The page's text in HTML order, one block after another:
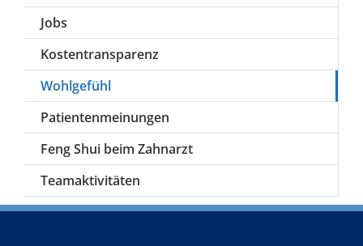
Jobs
Kostentransparenz
Wohlgefühl
Patientenmeinungen
Feng Shui beim Zahnarzt
Teamaktivitäten